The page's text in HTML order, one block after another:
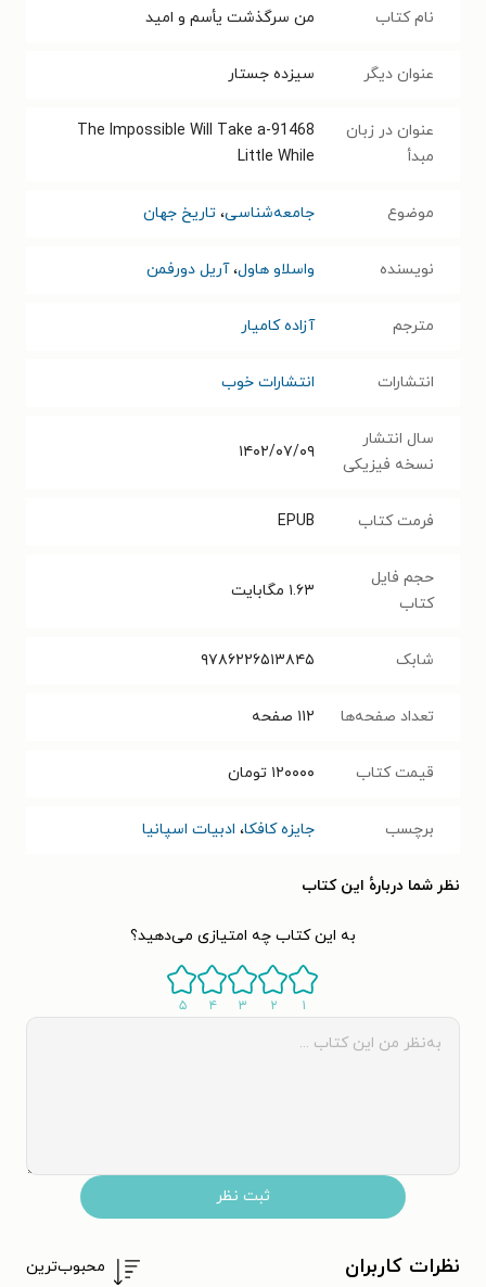
نام کتاب من سرگذشت یأسم و امید
عنوان دیگر سیزده جستار
عنوان در زبان
مبدأ
91468-The Impossible Will Take a
Little While
موضوع جامعه‌شناسی، تاریخ جهان
نویسنده واسلاو هاول،آریل دورفمن
مترجم آزاده کامیار
انتشارات انتشارات خوب
سال انتشار
نسخه فیزیکی
۱۴۰۲/۰۷/۰۹
فرمت کتاب EPUB
حجم فایل
کتاب
۱.۶۳ مگابایت
شابک ۹۷۸۶۲۲۶۵۱۳۸۴۵
تعداد صفحه‌ها ۱۱۲ صفحه
قیمت کتاب ۱۲۰۰۰۰ تومان
برچسب جایزه کافکا، ادبیات اسپانیا
نظر شما دربارهٔ این کتاب
به این کتاب چه امتیازی می‌دهید؟
۱ ۲ ۳ ۴ ۵
ثبت نظر
نظرات کاربران محبوب‌ترین